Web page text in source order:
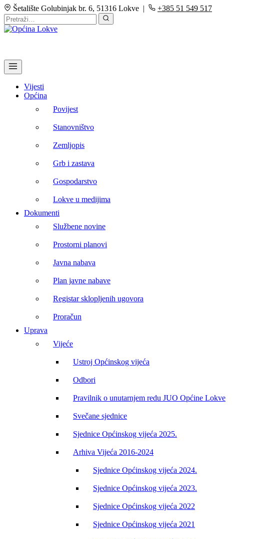
Šetalište Golubinjak br. 6, 51316 Lokve | +385 51 549 517
Vijesti
Općina
Povijest
Stanovništvo
Zemljopis
Grb i zastava
Gospodarstvo
Lokve u medijima
Dokumenti
Službene novine
Prostorni planovi
Javna nabava
Plan javne nabave
Registar sklopljenih ugovora
Proračun
Uprava
Vijeće
Ustroj Općinskog vijeća
Odbori
Pravilnik o unutarnjem redu JUO Općine Lokve
Svečane sjednice
Sjednice Općinskog vijeća 2025.
Arhiva Vijeća 2016-2024
Sjednice Općinskog vijeća 2024.
Sjednice Općinskog vijeća 2023.
Sjednice Općinskog vijeća 2022
Sjednice Općinskog vijeća 2021